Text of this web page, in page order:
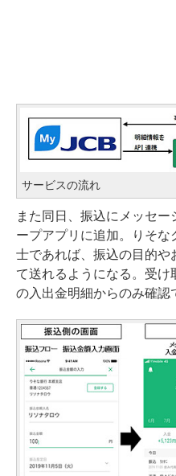
サービスの流れ
また同日、振込にメッセ
ープアプリに追加。りそな
士であれば、振込の目的や
て送れるようになる。受け
の入出金明細からのみ確認